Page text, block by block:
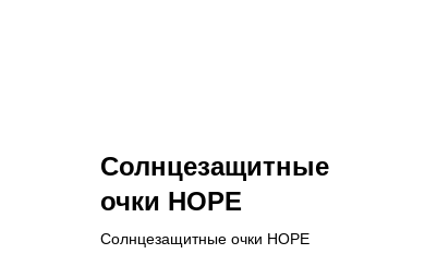
Солнцезащитные
очки HOPE
Солнцезащитные очки HOPE